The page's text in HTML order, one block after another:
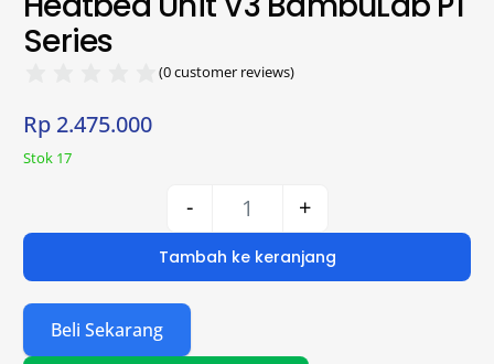
Series
(0customer reviews)
Rp 2.475.000
Stok 17
- +
Tambah ke keranjang
Beli Sekarang